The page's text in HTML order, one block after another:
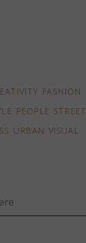
FASHION
PEOPLE STREET
URBAN VISUAL